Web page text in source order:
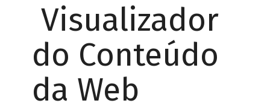
Visualizador
do Conteúdo
da Web